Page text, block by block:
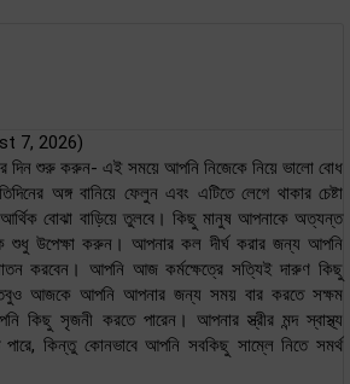
7, 2026)
দিন শুরু করুন- এই সময়ে আপনি নিজেকে নিয়ে ভালো বোধ
অঙ্গ বানিয়ে ফেলুন এবং এটিতে লেগে থাকার চেষ্টা
বোঝা বাড়িয়ে তুলবে। কিছু মানুষ আপনাকে অত্যন্ত
শুধু উপেক্ষা করুন। আপনার কল দীর্ঘ করার জন্য আপনি
করবেন। আপনি আজ কর্মক্ষেত্রে সত্যিই দারুণ কিছু
আজকে আপনি আপনার জন্য সময় বার করতে সক্ষম
কিছু সৃজনী করতে পারেন। আপনার স্ত্রীর মন্দ স্বাস্থ্য
কিন্তু কোনভাবে আপনি সবকিছু সাম্লে নিতে সমর্থ